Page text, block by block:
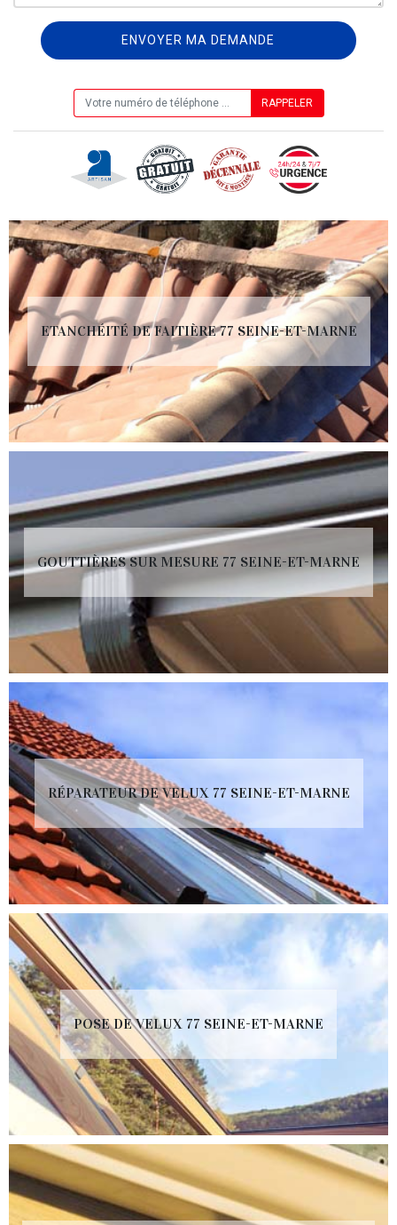
ETANCHÉITÉ DE FAITIÈRE 77 SEINE-ET-MARNE
GOUTTIÈRES SUR MESURE 77 SEINE-ET-MARNE
RÉPARATEUR DE VELUX 77 SEINE-ET-MARNE
POSE DE VELUX 77 SEINE-ET-MARNE